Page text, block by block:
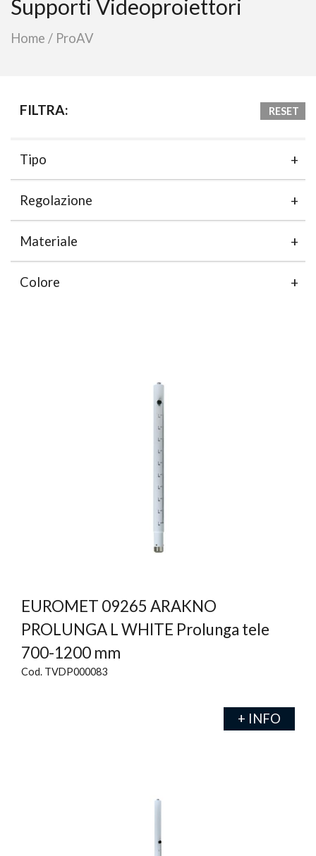
Supporti Videoproiettori
Home / ProAV
FILTRA: RESET
Tipo
Regolazione
Materiale
Colore
EUROMET 09265 ARAKNO
PROLUNGA L WHITE Prolunga tele
700-1200 mm
Cod. TVDP000083
+ INFO